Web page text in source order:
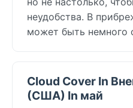
неудобства. В
может быть немного
Cloud Cover In
(США) In май